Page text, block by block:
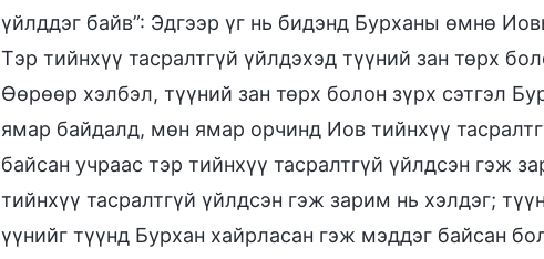
үйлддэг байв”: Эдгээр үг нь бидэнд Бурханы өмнө
Тэр тийнхүү тасралтгүй үйлдэхэд түүний зан төрх
Өөрөөр хэлбэл, түүний зан төрх болон зүрх сэтгэл
ямар байдалд, мөн ямар орчинд Иов тийнхүү
байсан учраас тэр тийнхүү тасралтгүй үйлдсэн гэж
тийнхүү тасралтгүй үйлдсэн гэж зарим нь хэлдэг;
үүнийг түүнд Бурхан хайрласан гэж мэддэг байсан